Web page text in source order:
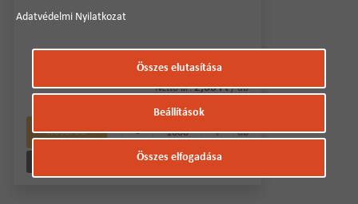
🟢 🚚 🛒
Nettó ár: 2,66 Ft / db
Bruttó ár:
3,38 Ft
- + db
Kosárba
Részletek
Adatvédelmi Nyilatkozat
Összes elutasítása
Beállítások
Összes elfogadása